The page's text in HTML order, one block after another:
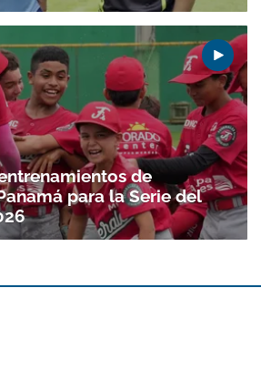
de
para la Serie del